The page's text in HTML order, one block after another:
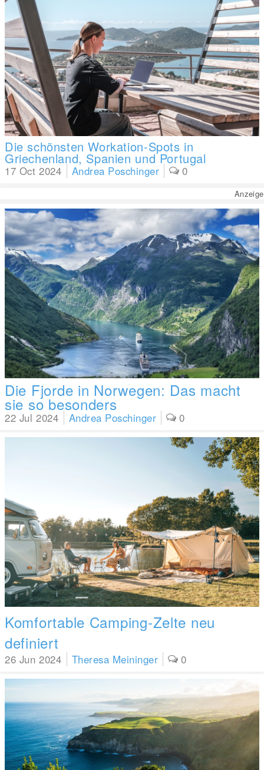
17 Oct 2024 Andrea Poschinger 0
Die schönsten Workation-Spots in
Griechenland, Spanien und Portugal
Anzeige
22 Jul 2024 Andrea Poschinger 0
Die Fjorde in Norwegen: Das macht
sie so besonders
26 Jun 2024 Theresa Meininger 0
Komfortable Camping-Zelte neu
definiert